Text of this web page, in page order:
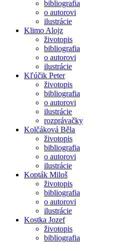
bibliografia
o autorovi
ilustrácie
Klimo Alojz
životopis
bibliografia
o autorovi
ilustrácie
Kľúčik Peter
životopis
bibliografia
o autorovi
ilustrácie
rozprávačky
Kolčáková Běla
životopis
bibliografia
o autorovi
ilustrácie
Kopták Miloš
životopis
bibliografia
o autorovi
ilustrácie
Kostka Jozef
životopis
bibliografia